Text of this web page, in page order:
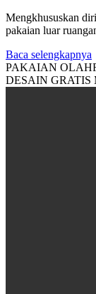
Mengkhususkan
pakaian luar
Baca selengkapnya
PAKAIAN
DESAIN GRATIS